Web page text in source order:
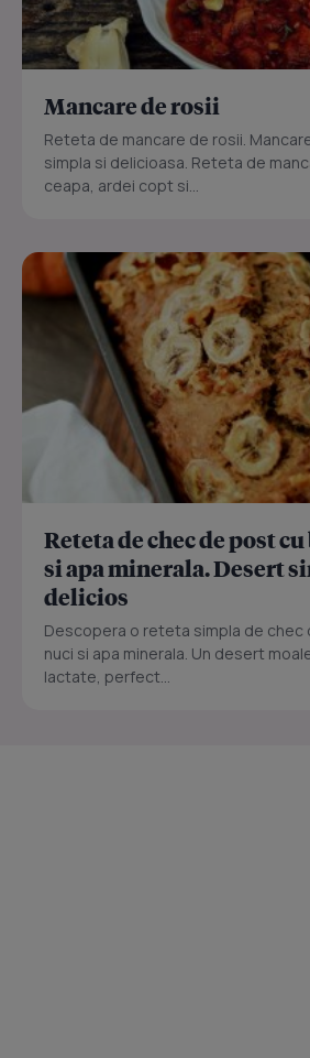
Mancare de rosii
Reteta de mancare de rosii.
simpla si delicioasa. Reteta de
ceapa, ardei copt si...
Reteta de chec de post
si apa minerala. Desert
delicios
Descopera o reteta simpla de chec
nuci si apa minerala. Un desert
lactate, perfect...